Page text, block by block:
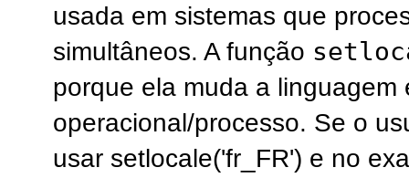
usada em sistemas que
simultâneos. A função
porque ela muda a linguagem
operacional/processo. Se o
usar setlocale('fr_FR') e no